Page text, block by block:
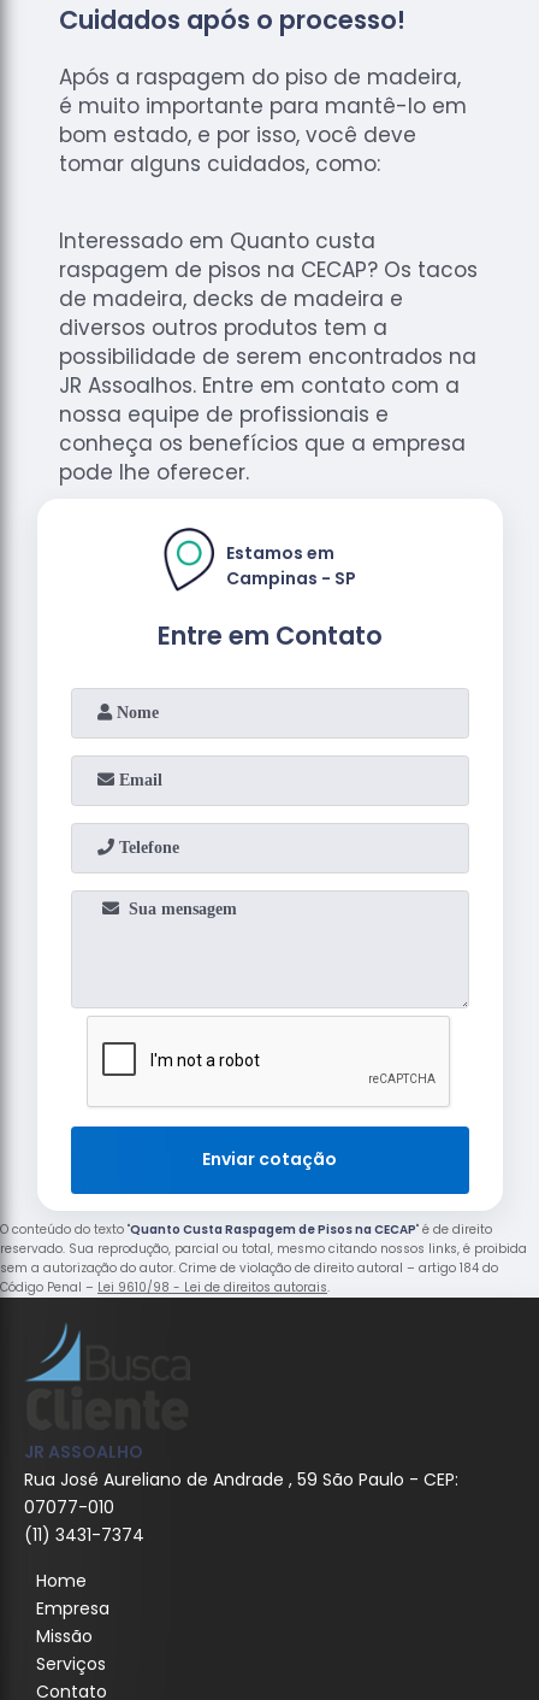
Cuidados após o processo!
Após a raspagem do piso de madeira,
é muito importante para mantê-lo em
bom estado, e por isso, você deve
tomar alguns cuidados, como:
Interessado em Quanto custa
raspagem de pisos na CECAP? Os tacos
de madeira, decks de madeira e
diversos outros produtos tem a
possibilidade de serem encontrados na
JR Assoalhos. Entre em contato com a
nossa equipe de profissionais e
conheça os benefícios que a empresa
pode lhe oferecer.
Entre em Contato
Estamos em
Campinas - SP
Enviar cotação
O conteúdo do texto "Quanto Custa Raspagem de Pisos na CECAP" é de direito
reservado. Sua reprodução, parcial ou total, mesmo citando nossos links, é proibida
sem a autorização do autor. Crime de violação de direito autoral – artigo 184 do
Código Penal – Lei 9610/98 - Lei de direitos autorais.
JR ASSOALHO
Rua José Aureliano de Andrade , 59 São Paulo - CEP:
07077-010
(11) 3431-7374
Home
Empresa
Missão
Serviços
Contato